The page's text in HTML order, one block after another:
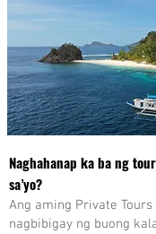
Naghahanap ka ba ng
sa’yo?
Ang aming Private Tours
nagbibigay ng buong